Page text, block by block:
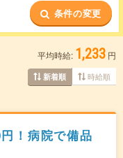
条件の変更
平均時給: 1,233 円
新着順 時給順
！病院で備品